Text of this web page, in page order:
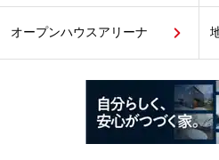
オープンハウスアリーナ